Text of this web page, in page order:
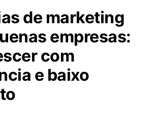
de marketing
empresas:
com
e baixo